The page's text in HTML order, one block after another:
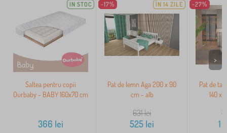
IN STOC
Saltea pentru copii
Ourbaby - BABY 160x70 cm
366 lei
-17% ÎN 14 ZILE
Pat de lemn Aga 200 x 90
cm - alb
631lei
525 lei
-27%
Pat de
140 x
1
1
>